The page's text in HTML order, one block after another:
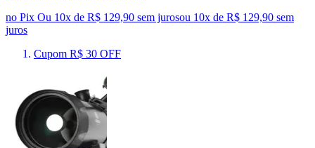
no Pix Ou 10x de R$ 129,90 sem jurosou 10x de R$ 129,90 sem
juros
Cupom R$ 30 OFF